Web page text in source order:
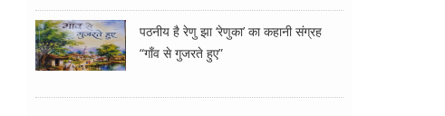
पठनीय है रेणु झा ‘रेणुका’ का कहानी संग्रह
“गाँव से गुजरते हुए”